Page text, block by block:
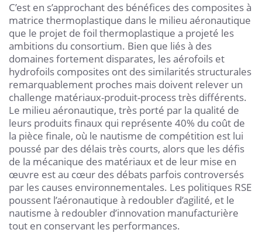
C’est en s’approchant des bénéfices des composites à
matrice thermoplastique dans le milieu aéronautique
que le projet de foil thermoplastique a projeté les
ambitions du consortium. Bien que liés à des
domaines fortement disparates, les aérofoils et
hydrofoils composites ont des similarités structurales
remarquablement proches mais doivent relever un
challenge matériaux-produit-process très différents.
Le milieu aéronautique, très porté par la qualité de
leurs produits finaux qui représente 40% du coût de
la pièce finale, où le nautisme de compétition est lui
poussé par des délais très courts, alors que les défis
de la mécanique des matériaux et de leur mise en
œuvre est au cœur des débats parfois controversés
par les causes environnementales. Les politiques RSE
poussent l’aéronautique à redoubler d’agilité, et le
nautisme à redoubler d’innovation manufacturière
tout en conservant les performances.